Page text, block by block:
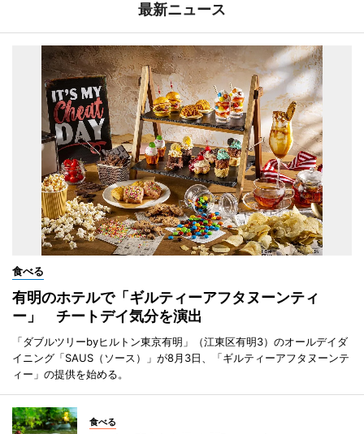
最新ニュース
食べる
有明のホテルで「ギルティーアフタヌーンティ
ー」 チートデイ気分を演出
「ダブルツリーbyヒルトン東京有明」（江東区有明3）のオールデイダ
イニング「SAUS（ソース）」が8月3日、「ギルティーアフタヌーンテ
ィー」の提供を始める。
食べる